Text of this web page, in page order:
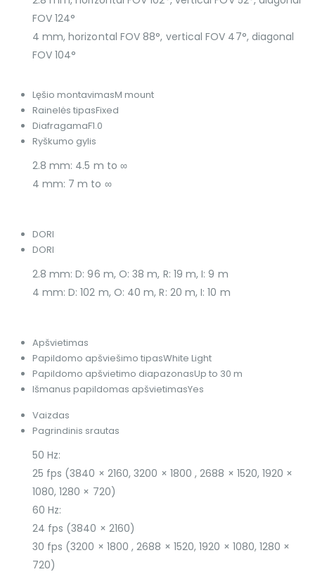
FOV 124°
4 mm, horizontal FOV 88°, vertical FOV 47°, diagonal
FOV 104°
Lęšio montavimasM mount
Rainelės tipasFixed
DiafragamaF1.0
Ryškumo gylis
2.8 mm: 4.5 m to ∞
4 mm: 7 m to ∞
DORI
DORI
2.8 mm: D: 96 m, O: 38 m, R: 19 m, I: 9 m
4 mm: D: 102 m, O: 40 m, R: 20 m, I: 10 m
Apšvietimas
Papildomo apšviešimo tipasWhite Light
Papildomo apšvietimo diapazonasUp to 30 m
Išmanus papildomas apšvietimasYes
Vaizdas
Pagrindinis srautas
50 Hz:
25 fps (3840 × 2160, 3200 × 1800 , 2688 × 1520, 1920 ×
1080, 1280 × 720)
60 Hz:
24 fps (3840 × 2160)
30 fps (3200 × 1800 , 2688 × 1520, 1920 × 1080, 1280 ×
720)